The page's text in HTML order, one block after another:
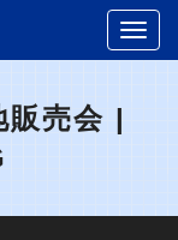
販売会 |